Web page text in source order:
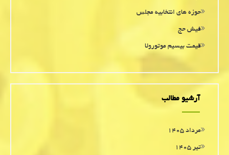
حوزه های انتخابیه مجلس
فیش حج
قیمت بیسیم موتورولا
آرشیو مطالب
مرداد ۱۴۰۵
تیر ۱۴۰۵